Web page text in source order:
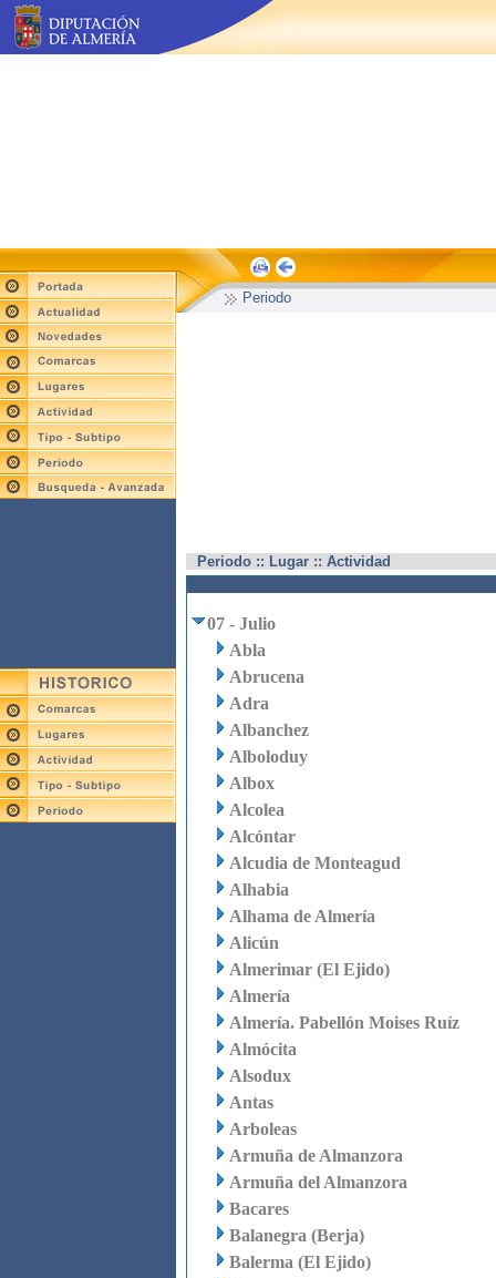
Periodo
Periodo :: Lugar :: Actividad
07 - Julio
Abla
Abrucena
Adra
Albanchez
Alboloduy
Albox
Alcolea
Alcóntar
Alcudia de Monteagud
Alhabia
Alhama de Almería
Alicún
Almerimar (El Ejido)
Almería
Almería. Pabellón Moises Ruíz
Almócita
Alsodux
Antas
Arboleas
Armuña de Almanzora
Armuña del Almanzora
Bacares
Balanegra (Berja)
Balerma (El Ejido)